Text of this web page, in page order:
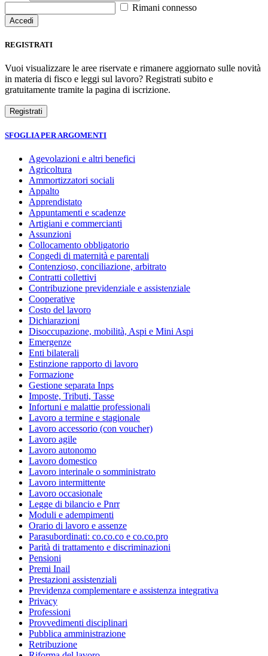
Rimani connesso
REGISTRATI
Vuoi visualizzare le aree riservate e rimanere aggiornato sulle novità
in materia di fisco e leggi sul lavoro? Registrati subito e
gratuitamente tramite la pagina di iscrizione.
SFOGLIA PER ARGOMENTI
Agevolazioni e altri benefici
Agricoltura
Ammortizzatori sociali
Appalto
Apprendistato
Appuntamenti e scadenze
Artigiani e commercianti
Assunzioni
Collocamento obbligatorio
Congedi di maternità e parentali
Contenzioso, conciliazione, arbitrato
Contratti collettivi
Contribuzione previdenziale e assistenziale
Cooperative
Costo del lavoro
Dichiarazioni
Disoccupazione, mobilità, Aspi e Mini Aspi
Emergenze
Enti bilaterali
Estinzione rapporto di lavoro
Formazione
Gestione separata Inps
Imposte, Tributi, Tasse
Infortuni e malattie professionali
Lavoro a termine e stagionale
Lavoro accessorio (con voucher)
Lavoro agile
Lavoro autonomo
Lavoro domestico
Lavoro interinale o somministrato
Lavoro intermittente
Lavoro occasionale
Legge di bilancio e Pnrr
Moduli e adempimenti
Orario di lavoro e assenze
Parasubordinati: co.co.co e co.co.pro
Parità di trattamento e discriminazioni
Pensioni
Premi Inail
Prestazioni assistenziali
Previdenza complementare e assistenza integrativa
Privacy
Professioni
Provvedimenti disciplinari
Pubblica amministrazione
Retribuzione